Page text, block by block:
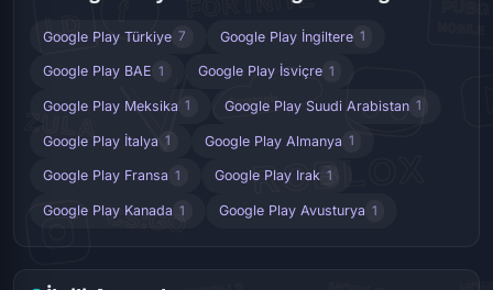
Google Play Türkiye 7 Google Play İngiltere 1
Google Play BAE 1 Google Play İsviçre 1
Google Play Meksika 1 Google Play Suudi Arabistan 1
Google Play İtalya 1 Google Play Almanya 1
Google Play Fransa 1 Google Play Irak 1
Google Play Kanada 1 Google Play Avusturya 1